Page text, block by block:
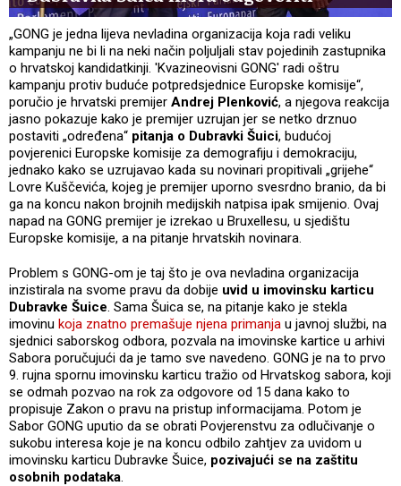
„GONG je jedna lijeva nevladina organizacija koja radi veliku
kampanju ne bi li na neki način poljuljali stav pojedinih zastupnika
o hrvatskoj kandidatkinji. 'Kvazineovisni GONG' radi oštru
kampanju protiv buduće potpredsjednice Europske komisije“,
poručio je hrvatski premijer Andrej Plenković, a njegova reakcija
jasno pokazuje kako je premijer uzrujan jer se netko drznuo
postaviti „određena“ pitanja o Dubravki Šuici, budućoj
povjerenici Europske komisije za demografiju i demokraciju,
jednako kako se uzrujavao kada su novinari propitivali „grijehe“
Lovre Kuščevića, kojeg je premijer uporno svesrdno branio, da bi
ga na koncu nakon brojnih medijskih natpisa ipak smijenio. Ovaj
napad na GONG premijer je izrekao u Bruxellesu, u sjedištu
Europske komisije, a na pitanje hrvatskih novinara.
Problem s GONG-om je taj što je ova nevladina organizacija
inzistirala na svome pravu da dobije uvid u imovinsku karticu
Dubravke Šuice. Sama Šuica se, na pitanje kako je stekla
imovinu koja znatno premašuje njena primanja u javnoj službi, na
sjednici saborskog odbora, pozvala na imovinske kartice u arhivi
Sabora poručujući da je tamo sve navedeno. GONG je na to prvo
9. rujna spornu imovinsku karticu tražio od Hrvatskog sabora, koji
se odmah pozvao na rok za odgovore od 15 dana kako to
propisuje Zakon o pravu na pristup informacijama. Potom je
Sabor GONG uputio da se obrati Povjerenstvu za odlučivanje o
sukobu interesa koje je na koncu odbilo zahtjev za uvidom u
imovinsku karticu Dubravke Šuice, pozivajući se na zaštitu
osobnih podataka.